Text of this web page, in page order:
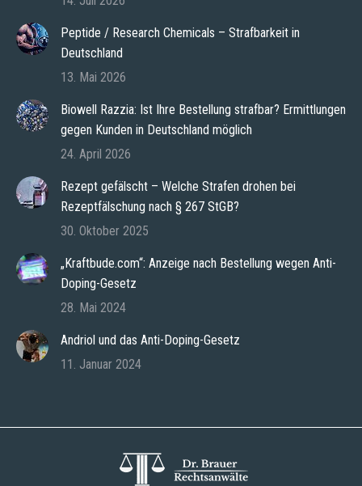
Peptide / Research Chemicals – Strafbarkeit in
Deutschland
13. Mai 2026
Biowell Razzia: Ist Ihre Bestellung strafbar? Ermittlungen
gegen Kunden in Deutschland möglich
24. April 2026
Rezept gefälscht – Welche Strafen drohen bei
Rezeptfälschung nach § 267 StGB?
30. Oktober 2025
„Kraftbude.com“: Anzeige nach Bestellung wegen Anti-
Doping-Gesetz
28. Mai 2024
Andriol und das Anti-Doping-Gesetz
11. Januar 2024